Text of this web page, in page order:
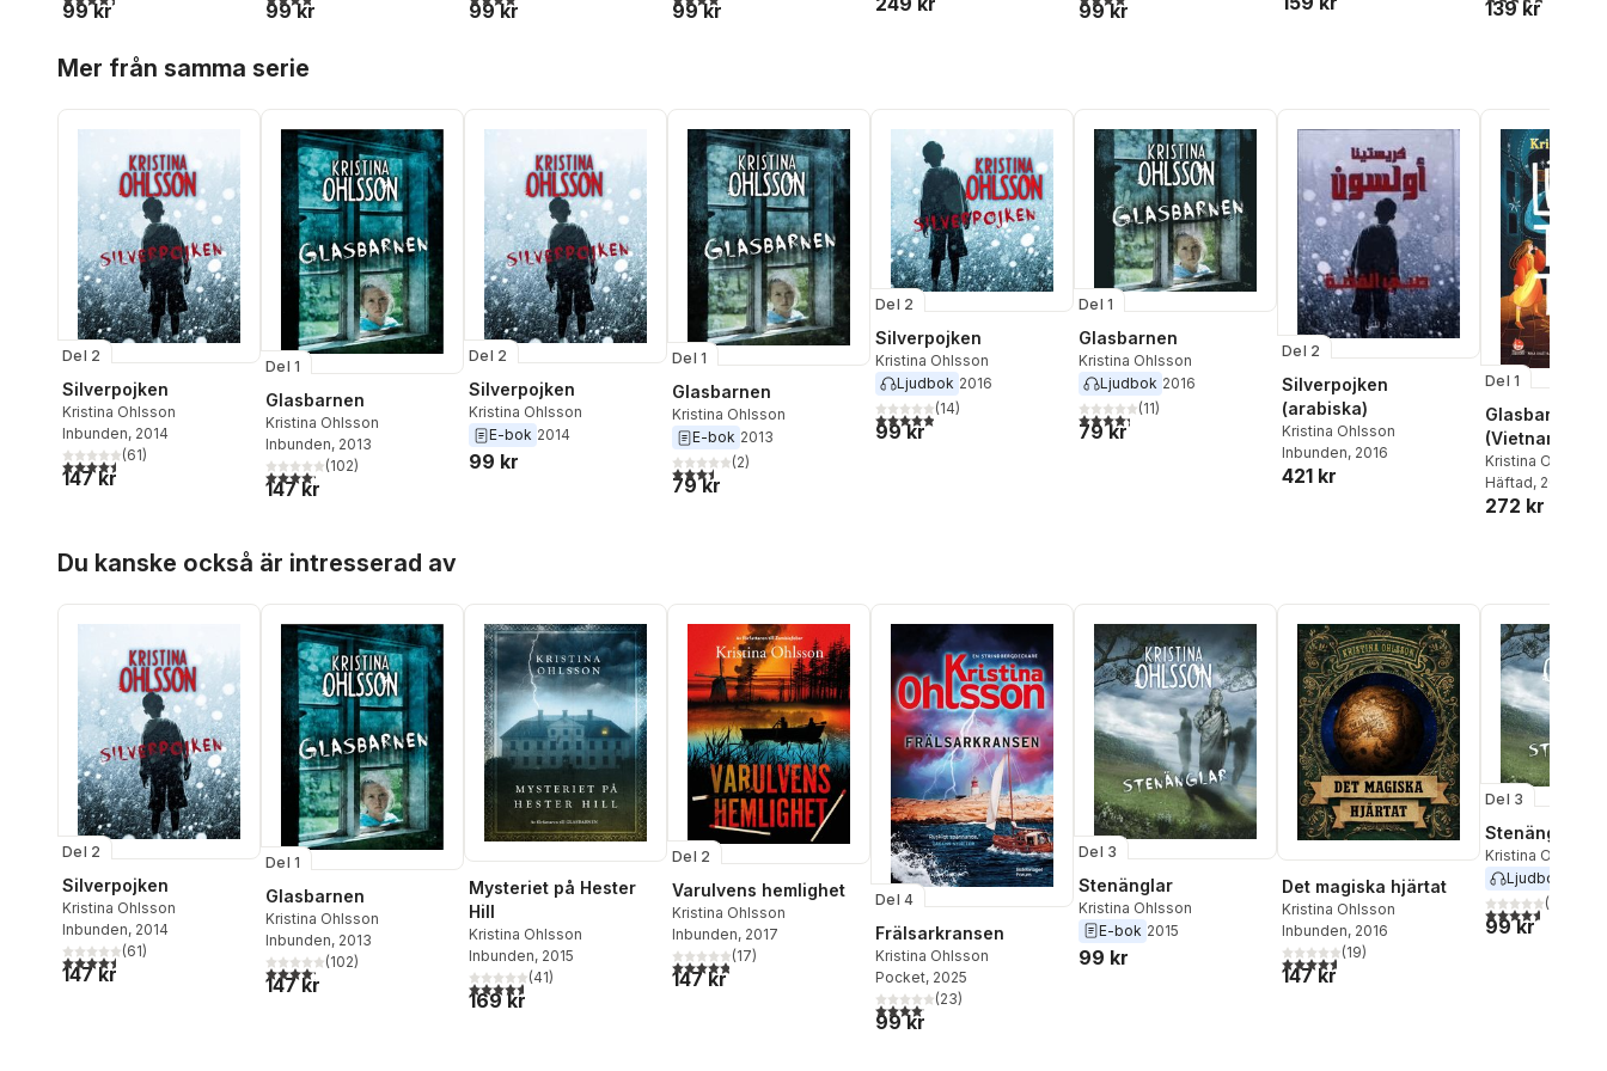
99 kr 99 kr 99 kr 99 kr 99 kr 139 kr
Mer från samma serie
Del 2
Silverpojken
Kristina Ohlsson
Inbunden, 2014
4,5utav 5 stjärnor. Totalt antal röster:
(61)
147 kr
Del 1
Glasbarnen
Kristina Ohlsson
Inbunden, 2013
4,2utav 5 stjärnor. Totalt antal röster:
(102)
147 kr
Del 2
Silverpojken
Kristina Ohlsson
E-bok 2014
99 kr
Del 1
Glasbarnen
Kristina Ohlsson
E-bok 2013
3,5utav 5 stjärnor. Totalt antal röster:
(2)
79 kr
Del 2
Silverpojken
Kristina Ohlsson
Ljudbok 2016
4,9utav 5 stjärnor. Totalt antal röster:
(14)
99 kr
Del 1
Glasbarnen
Kristina Ohlsson
Ljudbok 2016
4,3utav 5 stjärnor. Totalt antal röster:
(11)
79 kr
Del 2
Silverpojken
(arabiska)
Kristina Ohlsson
Inbunden, 2016
421 kr
Del 1
Glasbarnen
Kristina Ohlsson
Häftad, 2020
272 kr
Du kanske också är intresserad av
Del 2
Silverpojken
Kristina Ohlsson
Inbunden, 2014
4,5utav 5 stjärnor. Totalt antal röster:
(61)
147 kr
Del 1
Glasbarnen
Kristina Ohlsson
Inbunden, 2013
4,2utav 5 stjärnor. Totalt antal röster:
(102)
147 kr
Mysteriet på Hester
Hill
Kristina Ohlsson
Inbunden, 2015
4,6utav 5 stjärnor. Totalt antal röster:
(41)
169 kr
Del 2
Varulvens hemlighet
Kristina Ohlsson
Inbunden, 2017
4,8utav 5 stjärnor. Totalt antal röster:
(17)
147 kr
Del 4
Frälsarkransen
Kristina Ohlsson
Pocket, 2025
4,1utav 5 stjärnor. Totalt antal röster:
(23)
99 kr
Del 3
Stenänglar
Kristina Ohlsson
E-bok 2015
99 kr
Det magiska hjärtat
Kristina Ohlsson
Inbunden, 2016
4,6utav 5 stjärnor. Totalt antal röster:
(19)
147 kr
Del 3
Stenänglar
Kristina Ohlsson
Ljudbok
4,6utav 5(
99 kr